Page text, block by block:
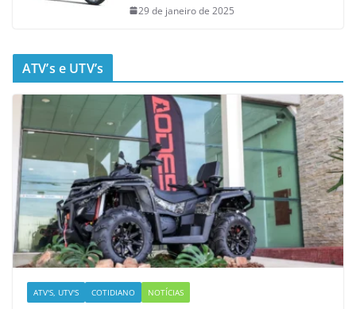
29 de janeiro de 2025
ATV’s e UTV’s
ATV'S, UTV'S COTIDIANO NOTÍCIAS